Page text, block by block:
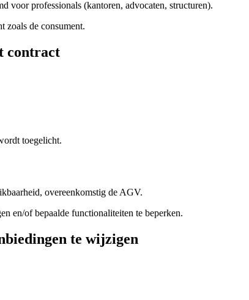
voor professionals (kantoren, advocaten, structuren).
zoals de consument.
contract
toegelicht.
overeenkomstig de AGV.
en/of bepaalde functionaliteiten te beperken.
te wijzigen